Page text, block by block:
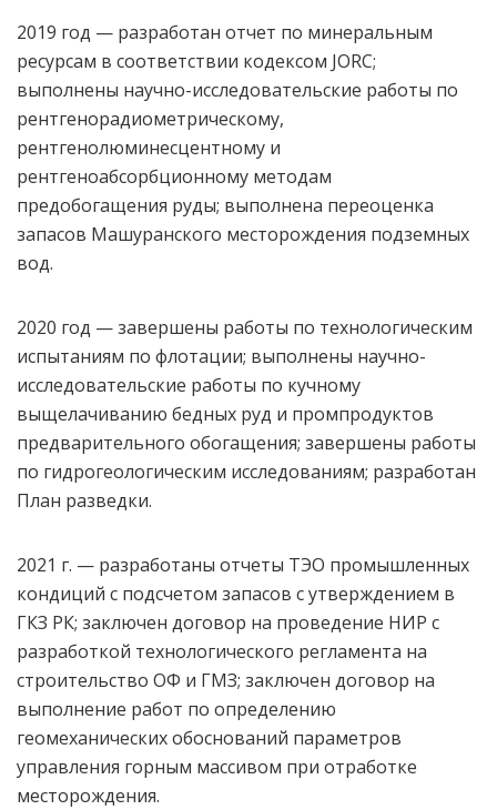
2019 год — разработан отчет по минеральным
ресурсам в соответствии кодексом JORC;
выполнены научно-исследовательские работы по
рентгенорадиометрическому,
рентгенолюминесцентному и
рентгеноабсорбционному методам
предобогащения руды; выполнена переоценка
запасов Машуранского месторождения подземных
вод.
2020 год — завершены работы по технологическим
испытаниям по флотации; выполнены научно-
исследовательские работы по кучному
выщелачиванию бедных руд и промпродуктов
предварительного обогащения; завершены работы
по гидрогеологическим исследованиям; разработан
План разведки.
2021 г. — разработаны отчеты ТЭО промышленных
кондиций с подсчетом запасов с утверждением в
ГКЗ РК; заключен договор на проведение НИР с
разработкой технологического регламента на
строительство ОФ и ГМЗ; заключен договор на
выполнение работ по определению
геомеханических обоснований параметров
управления горным массивом при отработке
месторождения.